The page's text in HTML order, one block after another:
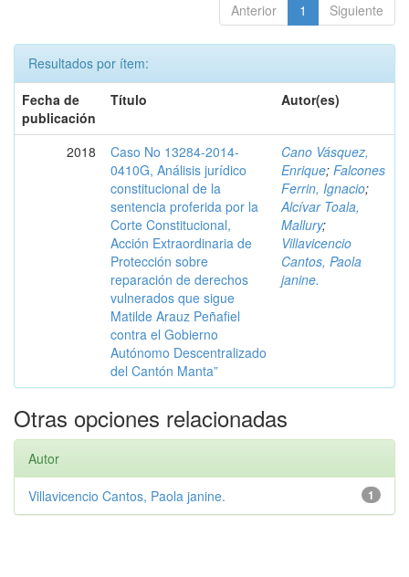
Anterior 1 Siguiente
Resultados por ítem:
Fecha de
publicación
Título Autor(es)
2018
Caso No 13284-2014-
0410G, Análisis jurídico
constitucional de la
sentencia proferida por la
Corte Constitucional,
Acción Extraordinaria de
Protección sobre
reparación de derechos
vulnerados que sigue
Matilde Arauz Peñafiel
contra el Gobierno
Autónomo Descentralizado
del Cantón Manta”
Cano Vásquez,
Enrique; Falcones
Ferrin, Ignacio;
Alcívar Toala,
Mallury;
Villavicencio
Cantos, Paola
janine.
Otras opciones relacionadas
Autor
1
Villavicencio Cantos, Paola janine.